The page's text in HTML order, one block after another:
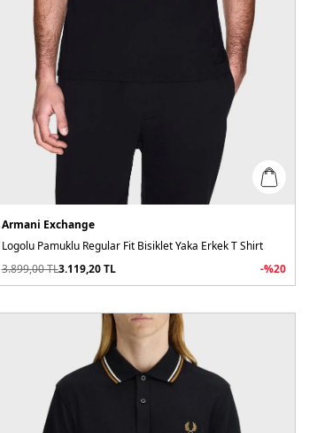
Armani Exchange
Logolu Pamuklu Regular Fit Bisiklet Yaka Erkek T Shirt
3.899,00TL3.119,20TL -%20